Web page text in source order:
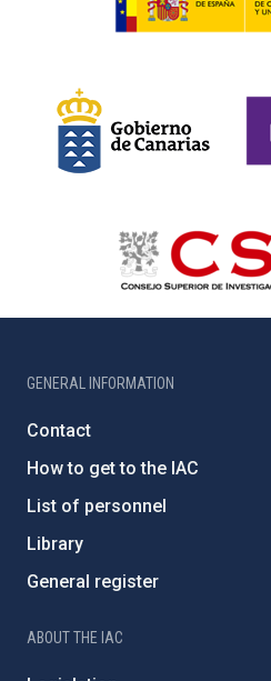
GENERAL INFORMATION
Contact
How to get to the IAC
List of personnel
Library
General register
ABOUT THE IAC